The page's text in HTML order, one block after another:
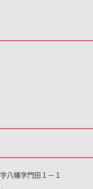
八幡字門田１－１